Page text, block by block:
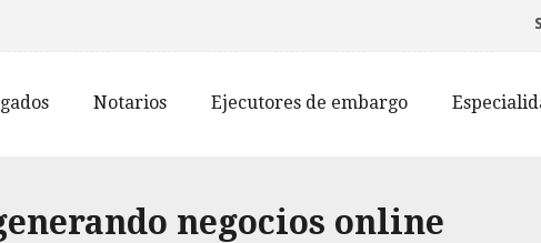
Notarios Ejecutores de embargo
negocios online